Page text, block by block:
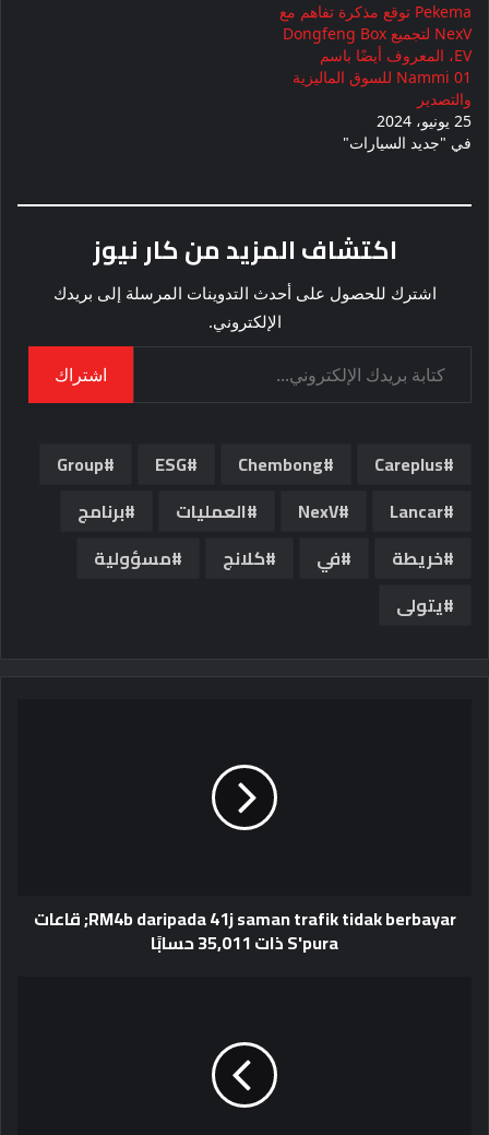
Pekema توقع مذكرة تفاهم مع
NexV لتجميع Dongfeng Box
EV، المعروف أيضًا باسم
Nammi 01 للسوق الماليزية
والتصدير
25 يونيو، 2024
في "جديد السيارات"
اكتشاف المزيد من كار نيوز
اشترك للحصول على أحدث التدوينات المرسلة إلى بريدك
الإلكتروني.
اشتراك
Careplus
Chembong
ESG
Group
Lancar
NexV العمليات
برنامج
خريطة
في كلانج
مسؤولية
يتولى
RM4b daripada 41j saman trafik tidak berbayar; قاعات
S'pura ذات 35,011 حسابًا